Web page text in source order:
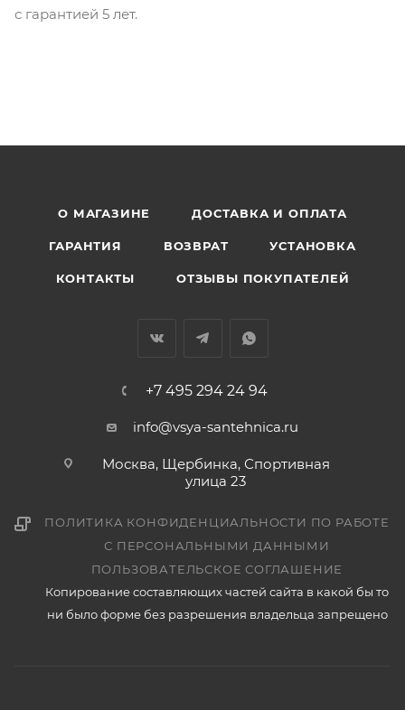
с гарантией 5 лет.
О МАГАЗИНЕ ДОСТАВКА И ОПЛАТА
ГАРАНТИЯ ВОЗВРАТ УСТАНОВКА
КОНТАКТЫ ОТЗЫВЫ ПОКУПАТЕЛЕЙ
+7 495 294 24 94
info@vsya-santehnica.ru
Москва, Щербинка, Спортивная
улица 23
ПОЛИТИКА КОНФИДЕНЦИАЛЬНОСТИ ПО РАБОТЕ
С ПЕРСОНАЛЬНЫМИ ДАННЫМИ
ПОЛЬЗОВАТЕЛЬСКОЕ СОГЛАШЕНИЕ
Копирование составляющих частей сайта в какой бы то
ни было форме без разрешения владельца запрещено